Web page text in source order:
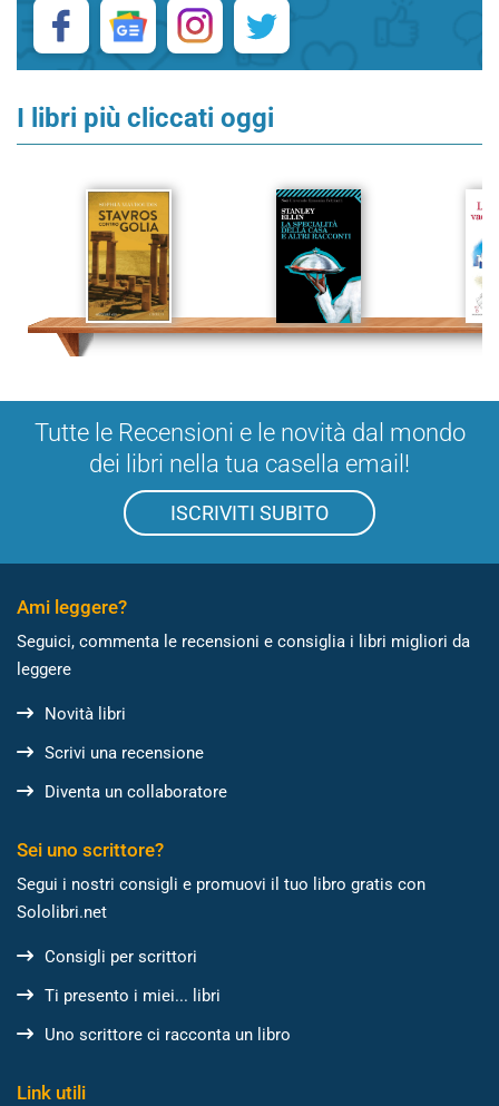
I libri più cliccati oggi
Tutte le Recensioni e le novità dal mondo
dei libri nella tua casella email!
ISCRIVITI SUBITO
Ami leggere?
Seguici, commenta le recensioni e consiglia i libri migliori da
leggere
Novità libri
Scrivi una recensione
Diventa un collaboratore
Sei uno scrittore?
Segui i nostri consigli e promuovi il tuo libro gratis con
Sololibri.net
Consigli per scrittori
Ti presento i miei... libri
Uno scrittore ci racconta un libro
Link utili